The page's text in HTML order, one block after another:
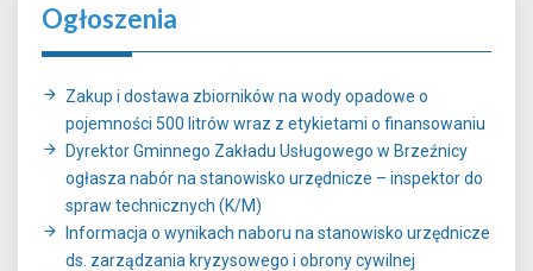
Ogłoszenia
Zakup i dostawa zbiorników na wody opadowe o
pojemności 500 litrów wraz z etykietami o finansowaniu
Dyrektor Gminnego Zakładu Usługowego w Brzeźnicy
ogłasza nabór na stanowisko urzędnicze – inspektor do
spraw technicznych (K/M)
Informacja o wynikach naboru na stanowisko urzędnicze
ds. zarządzania kryzysowego i obrony cywilnej